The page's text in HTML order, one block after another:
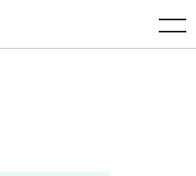
toggle navigation